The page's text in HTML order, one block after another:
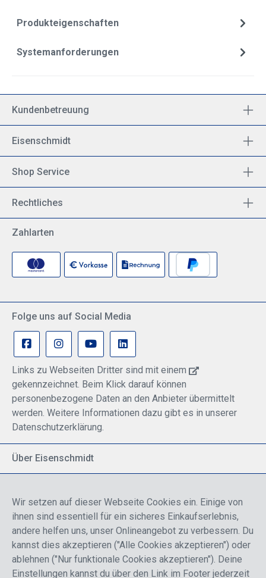
Produkteigenschaften
Systemanforderungen
Kundenbetreuung
Eisenschmidt
Shop Service
Rechtliches
Zahlarten
Folge uns auf Social Media
Links zu Webseiten Dritter sind mit einem
gekennzeichnet. Beim Klick darauf können
personenbezogene Daten an den Anbieter übermittelt
werden. Weitere Informationen dazu gibt es in unserer
Datenschutzerklärung.
Über Eisenschmidt
Breite Palette von Luftfahrtprodukten
Fokus auf Pilotenausbildung
Sicher einkaufen
Wir setzen auf dieser Webseite Cookies ein. Einige von
ihnen sind essentiell für ein sicheres Einkaufserlebnis,
andere helfen uns, unser Onlineangebot zu verbessern. Du
kannst dies akzeptieren ("Alle Cookies akzeptieren") oder
ablehnen ("Nur funktionale Cookies akzeptieren"). Deine
Einstellungen kannst du über den Link im Footer jederzeit